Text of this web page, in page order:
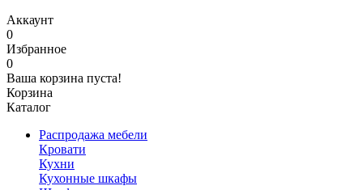
Аккаунт
0
Избранное
0
Ваша корзина пуста!
Корзина
Каталог
Распродажа мебели
Кровати
Кухни
Кухонные шкафы